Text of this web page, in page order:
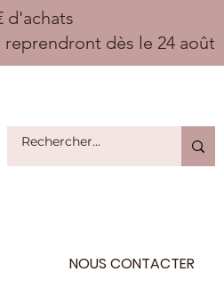
d'achats
dès le 24 août
NOUS CONTACTER